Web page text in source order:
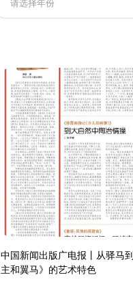
中国新闻出版广电报丨从驿
主和翼马》的艺术特色